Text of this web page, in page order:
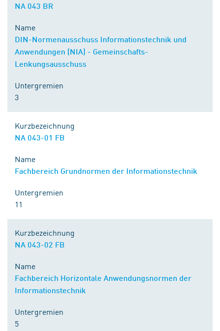
NA 043 BR
Name
DIN-Normenausschuss Informationstechnik und
Anwendungen (NIA) - Gemeinschafts-
Lenkungsausschuss
Untergremien
3
Kurzbezeichnung
NA 043-01 FB
Name
Fachbereich Grundnormen der Informationstechnik
Untergremien
11
Kurzbezeichnung
NA 043-02 FB
Name
Fachbereich Horizontale Anwendungsnormen der
Informationstechnik
Untergremien
5